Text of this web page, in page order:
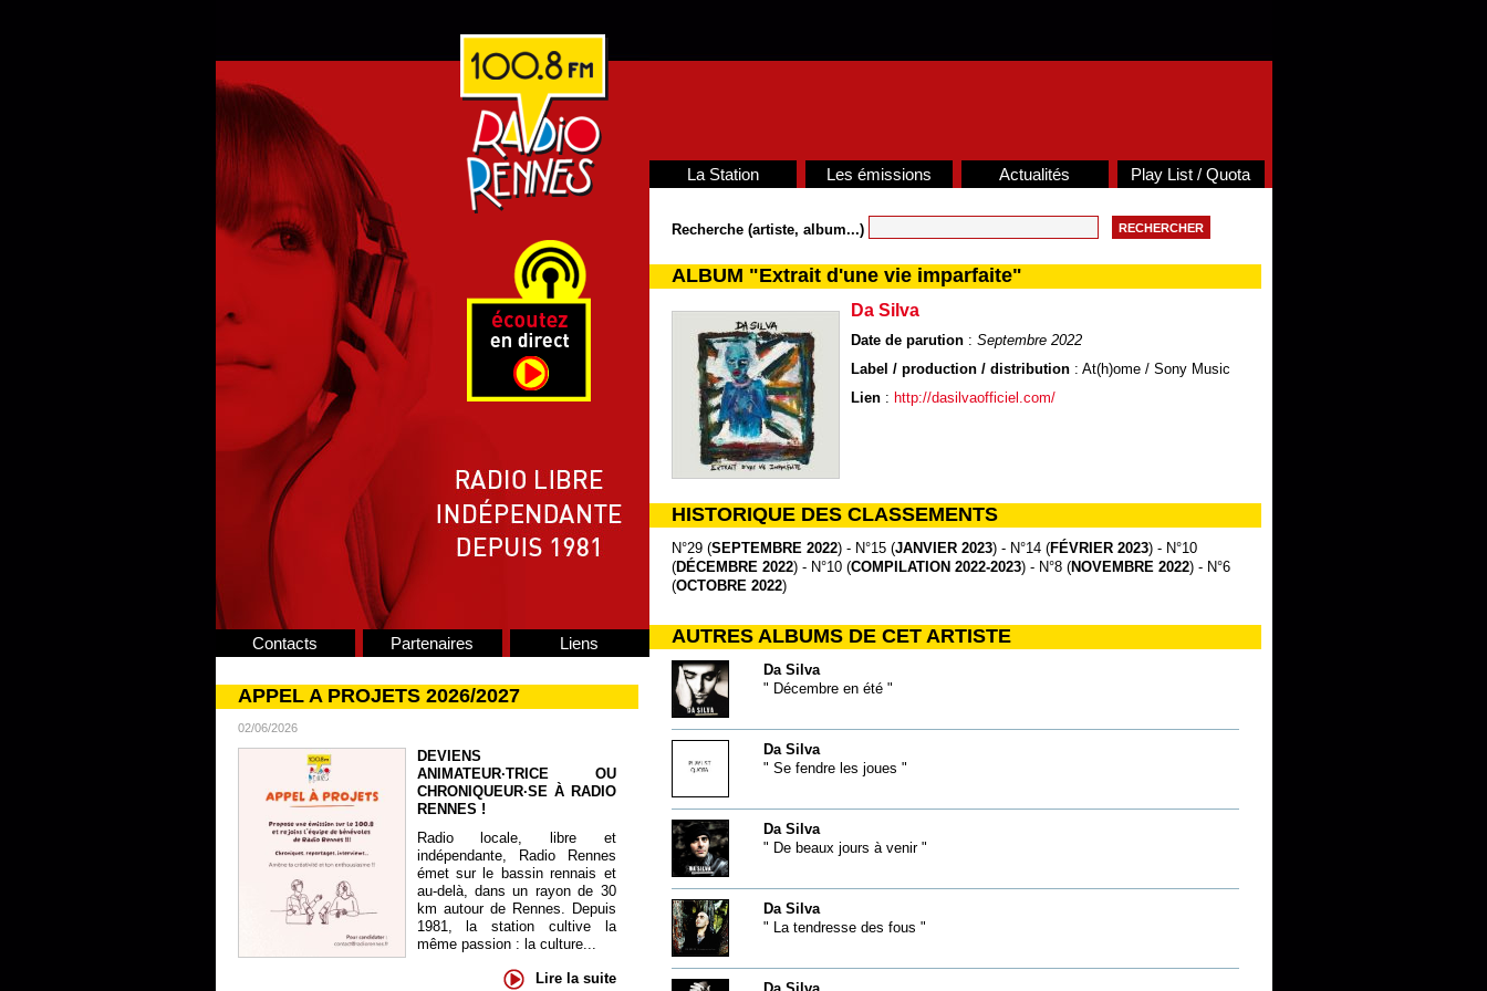
Contacts Partenaires Liens
APPEL A PROJETS 2026/2027
02/06/2026
DEVIENS
ANIMATEUR·TRICE OU
CHRONIQUEUR·SE À RADIO
RENNES !
Radio locale, libre et
indépendante, Radio Rennes
émet sur le bassin rennais et
au-delà, dans un rayon de 30
km autour de Rennes. Depuis
1981, la station cultive la
même passion : la culture...
Lire la suite
La Station Les émissions Actualités Play List / Quota
Recherche (artiste, album...)
ALBUM "Extrait d'une vie imparfaite"
Da Silva
Date de parution: Septembre 2022
Label / production / distribution: At(h)ome / Sony Music
Lien: http://dasilvaofficiel.com/
HISTORIQUE DES CLASSEMENTS
N°29 (SEPTEMBRE 2022) - N°15 (JANVIER 2023) - N°14 (FÉVRIER 2023) - N°10
(DÉCEMBRE 2022) - N°10 (COMPILATION 2022-2023) - N°8 (NOVEMBRE 2022) - N°6
(OCTOBRE 2022)
AUTRES ALBUMS DE CET ARTISTE
Da Silva
" Décembre en été "
Da Silva
" Se fendre les joues "
Da Silva
" De beaux jours à venir "
Da Silva
" La tendresse des fous "